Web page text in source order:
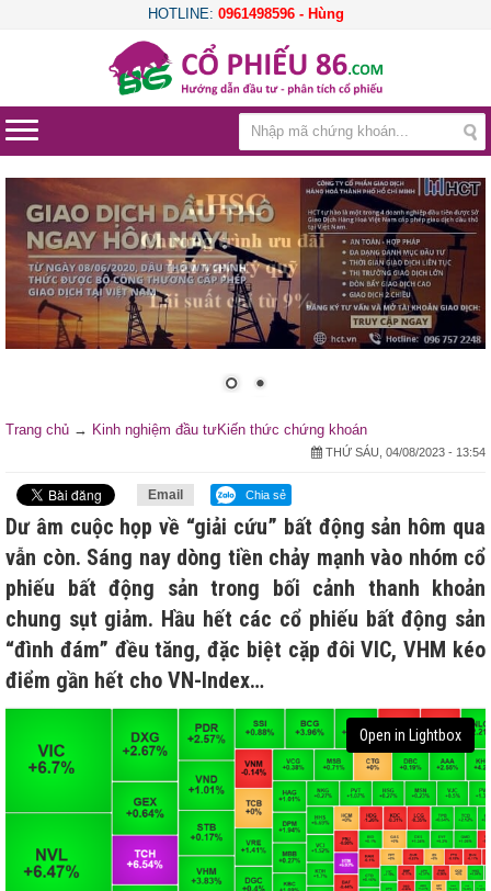
HOTLINE: 0961498596 - Hùng
Trang chủ → Kinh nghiệm đầu tưKiến thức chứng khoán
THỨ SÁU, 04/08/2023 - 13:54
Email Chia sẻ
Dư âm cuộc họp về “giải cứu” bất động sản hôm qua
vẫn còn. Sáng nay dòng tiền chảy mạnh vào nhóm cổ
phiếu bất động sản trong bối cảnh thanh khoản
chung sụt giảm. Hầu hết các cổ phiếu bất động sản
“đình đám” đều tăng, đặc biệt cặp đôi VIC, VHM kéo
điểm gần hết cho VN-Index…
Open in Lightbox